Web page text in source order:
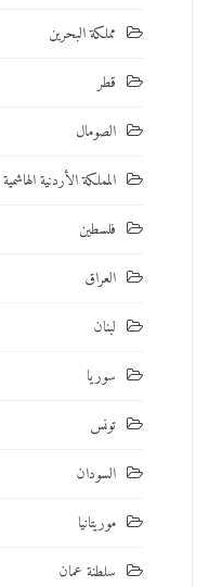
مملكة البحرين
قطر
الصومال
المملكة الأردنية الهاشمية
فلسطين
العراق
لبنان
سوريا
تونس
السودان
موريتانيا
سلطنة عمان